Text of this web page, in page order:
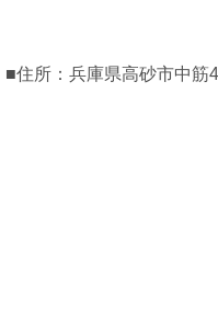
■住所：兵庫県高砂市中筋